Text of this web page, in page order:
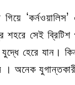
শহরে সেই
যুদ্ধে হেরে যান।
। অনেক